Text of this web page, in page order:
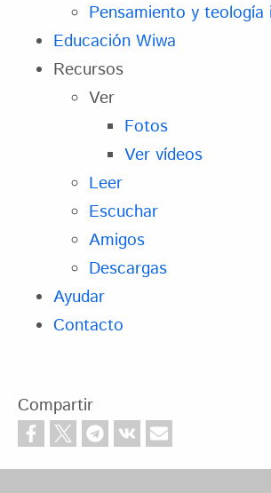
Pensamiento y teología
Educación Wiwa
Recursos
Ver
Fotos
Ver vídeos
Leer
Escuchar
Amigos
Descargas
Ayudar
Contacto
Compartir